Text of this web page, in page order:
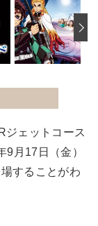
ジェットコース
月17日（金）
することがわ